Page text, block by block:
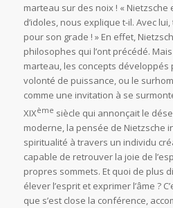
marteau sur des noix ! « Nietzsche
d’idoles, nous explique t-il. Avec
pour son grade ! » En effet,
philosophes qui l’ont précédé.
marteau, les concepts développés
volonté de puissance, ou le
comme une invitation à se
XIXème siècle qui annonçait le
moderne, la pensée de Nietzsche
spiritualité à travers un individu
capable de retrouver la joie de
propres sommets. Et quoi de plus
élever l’esprit et exprimer l’âme ?
que s’est close la conférence,